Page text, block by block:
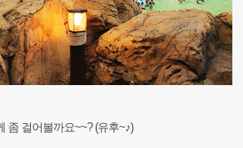
좀 걸어볼까요~~? (유후~♪)